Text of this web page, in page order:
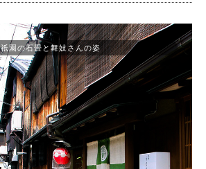
祇園の石畳と舞妓さんの姿